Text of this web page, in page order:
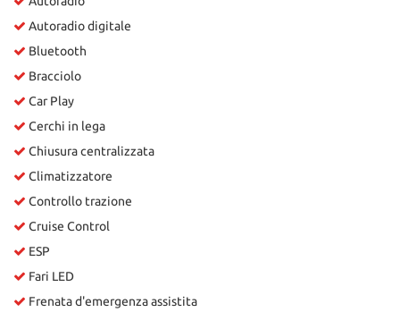
Autoradio digitale
Bluetooth
Bracciolo
Car Play
Cerchi in lega
Chiusura centralizzata
Climatizzatore
Controllo trazione
Cruise Control
ESP
Fari LED
Frenata d'emergenza assistita